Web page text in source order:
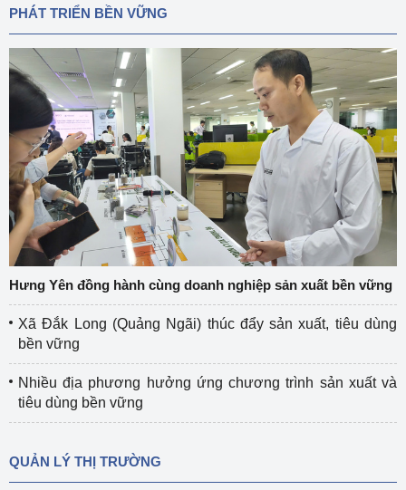
PHÁT TRIỂN BỀN VỮNG
Hưng Yên đồng hành cùng doanh nghiệp sản xuất bền vững
Xã Đắk Long (Quảng Ngãi) thúc đẩy sản xuất, tiêu dùng
bền vững
Nhiều địa phương hưởng ứng chương trình sản xuất và
tiêu dùng bền vững
QUẢN LÝ THỊ TRƯỜNG